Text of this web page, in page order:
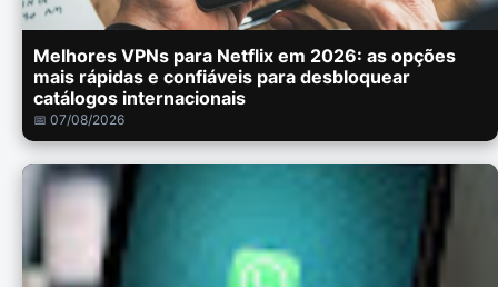
Melhores VPNs para Netflix em 2026: as opções
mais rápidas e confiáveis para desbloquear
catálogos internacionais
📅 07/08/2026